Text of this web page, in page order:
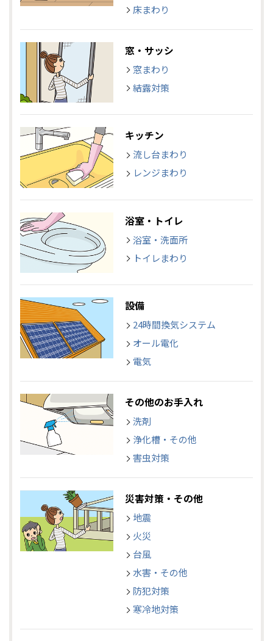
床まわり
窓・サッシ
窓まわり
結露対策
キッチン
流し台まわり
レンジまわり
浴室・トイレ
浴室・洗面所
トイレまわり
設備
24時間換気システム
オール電化
電気
その他のお手入れ
洗剤
浄化槽・その他
害虫対策
災害対策・その他
地震
火災
台風
水害・その他
防犯対策
寒冷地対策